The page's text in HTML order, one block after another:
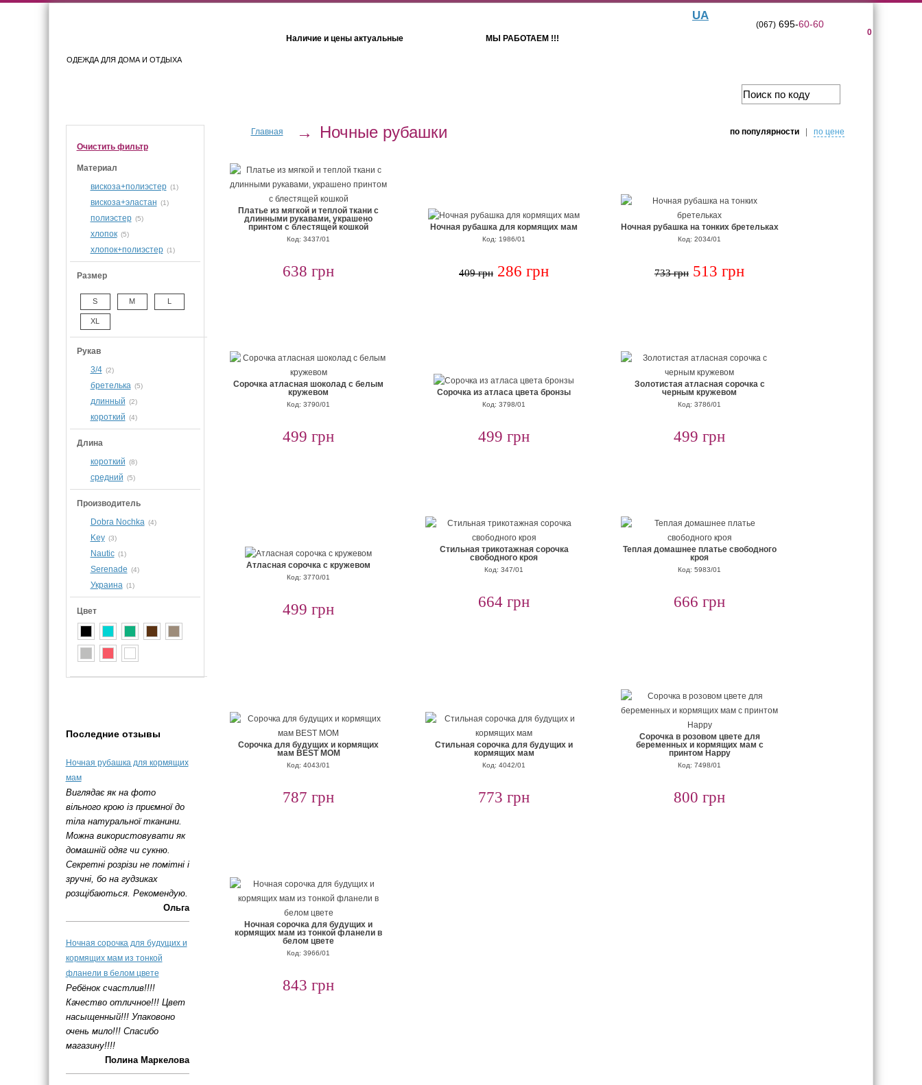
ОДЕЖДА ДЛЯ ДОМА И ОТДЫХА
Наличие и цены актуальные МЫ РАБОТАЕМ !!!
UA
0
(067)695-60-60
Очистить фильтр
Материал
вискоза+полиэстер (1)
вискоза+эластан (1)
полиэстер (5)
хлопок (5)
хлопок+полиэстер (1)
Размер
S M L
XL
Рукав
3/4 (2)
бретелька (5)
длинный (2)
короткий (4)
Длина
короткий (8)
средний (5)
Производитель
Dobra Nochka (4)
Key (3)
Nautic (1)
Serenade (4)
Украина (1)
Цвет
Последние отзывы
Ночная рубашка для кормящих
мам
Виглядає як на фото
вільного крою із приємної до
тіла натуральної тканини.
Можна використовувати як
домашній одяг чи сукню.
Секретні розрізи не помітні і
зручні, бо на гудзиках
розщібаються. Рекомендую.
Ольга
Ночная сорочка для будущих и
кормящих мам из тонкой
фланели в белом цвете
Ребёнок счастлив!!!!
Качество отличное!!! Цвет
насыщенный!!! Упаковоно
очень мило!!! Спасибо
магазину!!!!
Полина Маркелова
Главная → Ночные рубашки по популярности| по цене
Платье из мягкой и теплой ткани с
длинными рукавами, украшено
принтом с блестящей кошкой
Код: 3437/01
638 грн
Ночная рубашка для кормящих мам
Код: 1986/01
409 грн 286 грн
Ночная рубашка на тонких бретельках
Код: 2034/01
733 грн 513 грн
Сорочка атласная шоколад с белым
кружевом
Код: 3790/01
499 грн
Сорочка из атласа цвета бронзы
Код: 3798/01
499 грн
Золотистая атласная сорочка с
черным кружевом
Код: 3786/01
499 грн
Атласная сорочка с кружевом
Код: 3770/01
499 грн
Стильная трикотажная сорочка
свободного кроя
Код: 347/01
664 грн
Теплая домашнее платье свободного
кроя
Код: 5983/01
666 грн
Сорочка для будущих и кормящих
мам BEST MOM
Код: 4043/01
787 грн
Стильная сорочка для будущих и
кормящих мам
Код: 4042/01
773 грн
Сорочка в розовом цвете для
беременных и кормящих мам с
принтом Happy
Код: 7498/01
800 грн
Ночная сорочка для будущих и
кормящих мам из тонкой фланели в
белом цвете
Код: 3966/01
843 грн